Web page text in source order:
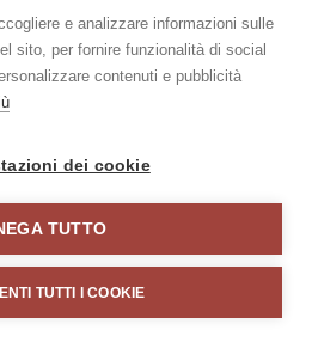
e analizzare informazioni sulle
sito, per fornire funzionalità di social
contenuti e pubblicità
dei cookie
TUTTO
TUTTI I COOKIE